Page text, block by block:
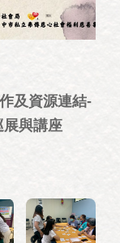
及資源連結-
展與講座